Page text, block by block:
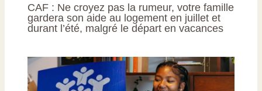
CAF : Ne croyez pas la rumeur, votre famille
gardera son aide au logement en juillet et
durant l’été, malgré le départ en vacances